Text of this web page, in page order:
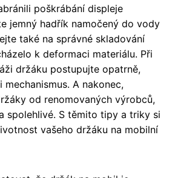
poškrábání displeje
jemný hadřík namočený do vody
také na správné skladování
k deformaci materiálu. Při
držáku postupujte opatrně,
A nakonec,
od renomovaných výrobců,
spolehlivé. S těmito tipy a triky si
vašeho držáku na mobilní